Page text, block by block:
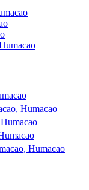
Humacao
Humacao